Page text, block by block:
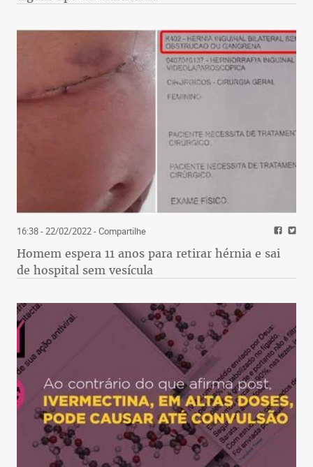
16:38 - 22/02/2022- Compartilhe
Homem espera 11 anos para retirar hérnia e sai
de hospital sem vesícula